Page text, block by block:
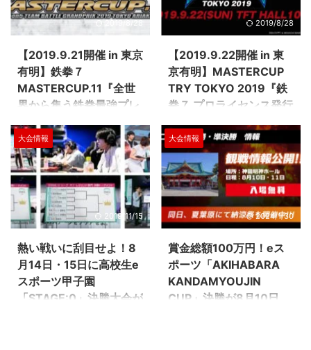
2019/8/28
【2019.9.21開催 in 東京
有明】鉄拳７
MASTERCUP.11『全世
界から集う鉄拳最強プレ
イヤーを見逃すな！』
全世界中から鉄拳最強プレイヤー
が集う！！ ５on５で行われる最
高峰のバトルに注目です。 場所
は東京有明のＴＦＴホールで行わ
れます。 手に汗握るバトルをお
見逃しなく！ Official Site
(http://mastercupofficial.com/)
2019/8/28
【2019.9.22開催 in 東
京有明】MASTERCUP
TRY TOKYO 2019『鉄
拳７ プロライセンス発行
大会』
プロゲーマーを目指す強者たちが
東京有明に大集結！！ 9/21開催
の【鉄拳７】Mastercup11の翌日
9/22に、JeSU（一般社団法人日
本eスポーツ連合）が発行する
【ジャパン・eスポーツ・プロラ
イセンス】における【鉄拳７】の
ンスが得られるMASTERCUP
TRY TOKYO 2019の開催が決定
しました！ 9・
22『MASTERCUP TRY TOKYO
大会情報
2019/11/15
熱い戦いに刮目せよ！8
月14日・15日に高校生e
スポーツ甲子園
「STAGE:0」決勝大会が
大会情報
2024/1/30
賞金総額100万円！eス
ポーツ「AKIHABARA
KANDAMYOUJIN
CUP」決勝が8月10日、